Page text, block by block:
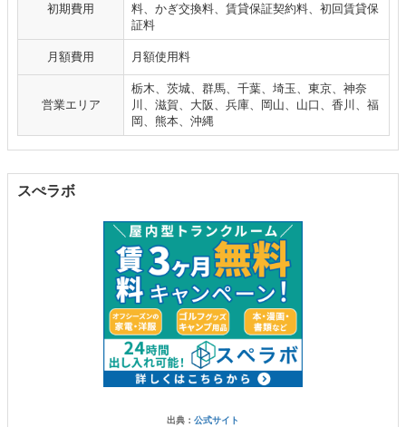
初期費用
料、かぎ交換料、賃貸保証契約料、初回賃貸保
証料
月額費用 月額使用料
営業エリア
栃木、茨城、群馬、千葉、埼玉、東京、神奈
川、滋賀、大阪、兵庫、岡山、山口、香川、福
岡、熊本、沖縄
スぺラボ
出典： 公式サイト